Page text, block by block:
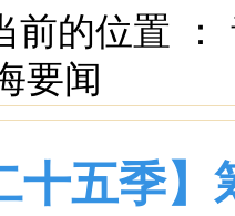
的位置 ：
要闻
十五季